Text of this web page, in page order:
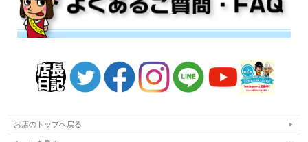
お店のトップへ戻る